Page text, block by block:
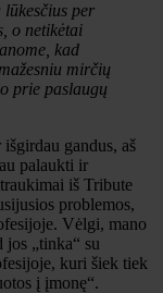
lūkesčius per
o netikėtai
kad
mirčių
prie paslaugų
gandus, aš
palaukti ir
iš Tribute
problemos,
Vėlgi, mano
„tinka“ su
kuri šiek tiek
į įmonę“.